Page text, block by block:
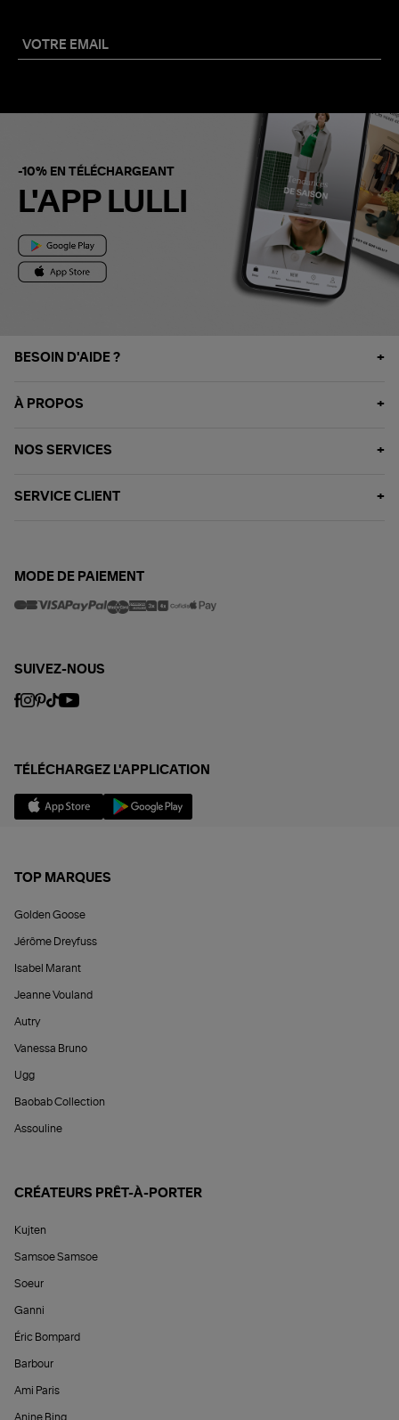
-10% EN TÉLÉCHARGEANT
L'APP LULLI
BESOIN D'AIDE ?
À PROPOS
NOS SERVICES
SERVICE CLIENT
MODE DE PAIEMENT
SUIVEZ-NOUS
TÉLÉCHARGEZ L'APPLICATION
TOP MARQUES
Golden Goose
Jérôme Dreyfuss
Isabel Marant
Jeanne Vouland
Autry
Vanessa Bruno
Ugg
Baobab Collection
Assouline
CRÉATEURS PRÊT-À-PORTER
Kujten
Samsoe Samsoe
Soeur
Ganni
Éric Bompard
Barbour
Ami Paris
Anine Bing